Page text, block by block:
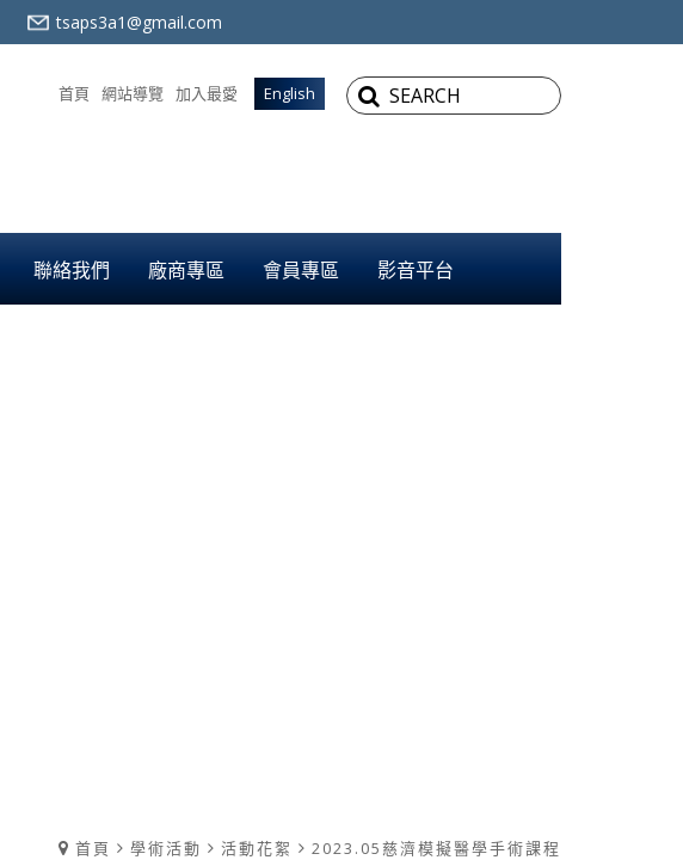
tsaps3a1@gmail.com
首頁 網站導覽 加入最愛 English
聯絡我們 廠商專區 會員專區 影音平台
首頁 學術活動 活動花絮 2023.05慈濟模擬醫學手術課程